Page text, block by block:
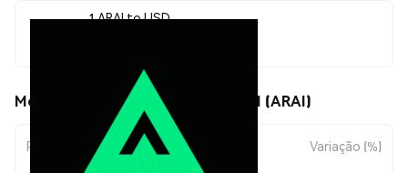
1 ARAI to USD
Movimentos de preço de Arbion AI (ARAI)
Período Variação do Valor Variação (%)